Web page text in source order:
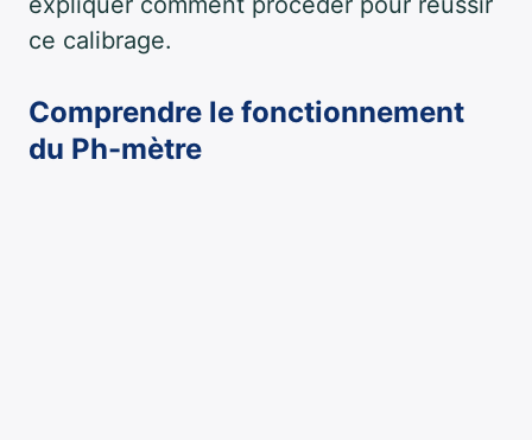
ce calibrage.
Comprendre le fonctionnement
du Ph-mètre